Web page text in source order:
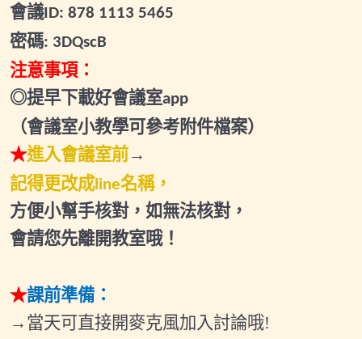
2026.03.21(六)小班輔導會議2
2026.04.03(五)小班輔導會議1
2026.04.25(六)小班輔導會議2
2026.05.08(五)小班輔導會議1
2026.05.23(六)小班輔導會議2
2026.06.06(六)小班輔導會議1
2026.06.19(五)小班輔導會議2
2026.07.04(六)小班輔導會議1
2026.08.01(六)小班輔導會議1
會議ID: 878 1113 5465
密碼: 3DQscB
注意事項：
◎提早下載好會議室app
（會議室小教學可參考附件檔案）
★進入會議室前→
記得更改成line名稱，
方便小幫手核對，如無法核對，
會請您先離開教室哦！
★課前準備：
→當天可直接開麥克風加入討論哦!